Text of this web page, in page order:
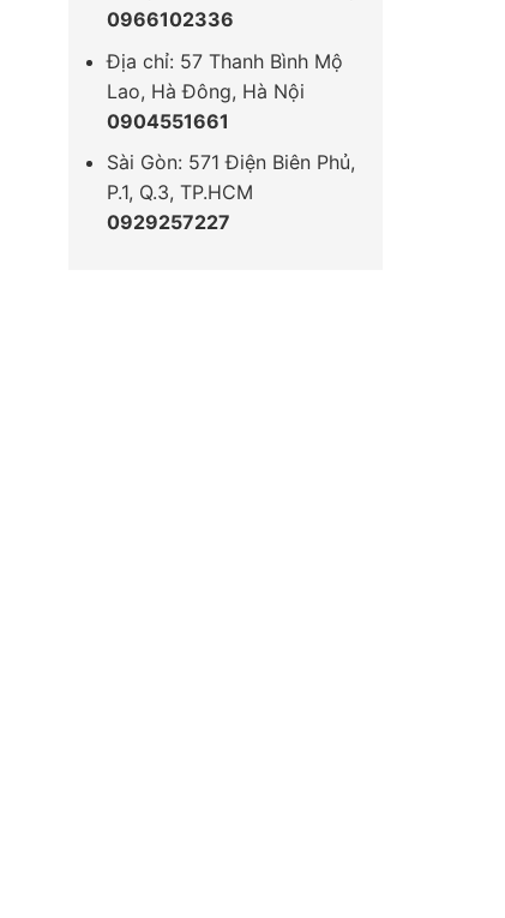
0966102336
Địa chỉ: 57 Thanh Bình Mộ
Lao, Hà Đông, Hà Nội
0904551661
Sài Gòn: 571 Điện Biên Phủ,
P.1, Q.3, TP.HCM
0929257227